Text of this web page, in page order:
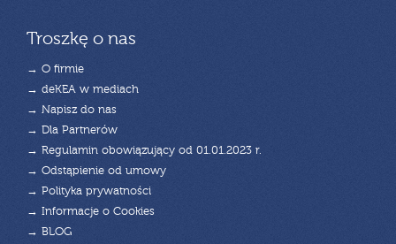
Troszkę o nas
→ O firmie
→ deKEA w mediach
→ Napisz do nas
→ Dla Partnerów
→ Regulamin obowiązujący od 01.01.2023 r.
→ Odstąpienie od umowy
→ Polityka prywatności
→ Informacje o Cookies
→ BLOG